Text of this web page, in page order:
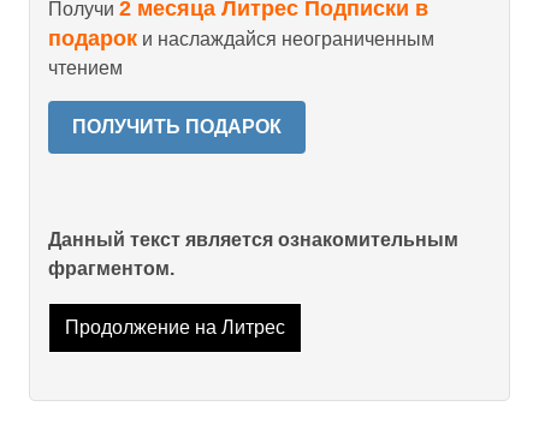
Получи 2 месяца Литрес Подписки в
подарок и наслаждайся неограниченным
чтением
ПОЛУЧИТЬ ПОДАРОК
Данный текст является ознакомительным
фрагментом.
Продолжение на Литрес